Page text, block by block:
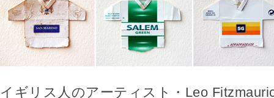
イギリス人のアーティスト・Leo